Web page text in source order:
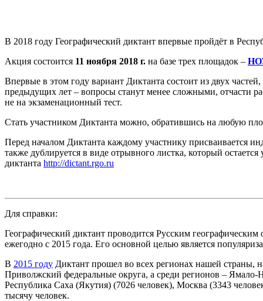
В 2018 году Географический диктант впервые пройдёт в
Акция состоится 11 ноября 2018 г. на базе трех площадок –
Впервые в этом году вариант Диктанта состоит из двух
предыдущих лет – вопросы станут менее сложными, отчасти
не на экзаменационный тест.
Стать участником Диктанта можно, обратившись на любую
Перед началом Диктанта каждому участнику присваивается
также дублируется в виде отрывного листка, который
диктанта http://dictant.rgo.ru
Для справки:
Географический диктант проводится Русским
ежегодно с 2015 года. Его основной целью является
В 2015 году Диктант прошел во всех регионах нашей страны,
Приволжский федеральные округа, а среди регионов – Ямало-
Республика Саха (Якутия) (7026 человек), Москва (3343
тысячу человек.